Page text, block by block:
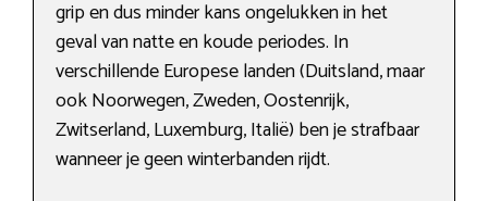
grip en dus minder kans ongelukken in het
geval van natte en koude periodes. In
verschillende Europese landen (Duitsland, maar
ook Noorwegen, Zweden, Oostenrijk,
Zwitserland, Luxemburg, Italië) ben je strafbaar
wanneer je geen winterbanden rijdt.